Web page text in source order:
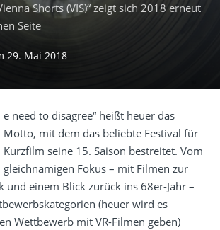
Shorts (VIS)“ zeigt sich 2018 erneut
Seite
29. Mai 2018
e need to disagree“ heißt heuer das
Motto, mit dem das beliebte Festival für
Kurzfilm seine 15. Saison bestreitet. Vom
gleichnamigen Fokus – mit Filmen zur
und einem Blick zurück ins 68er-Jahr –
(heuer wird es
Wettbewerb mit VR-Filmen geben)